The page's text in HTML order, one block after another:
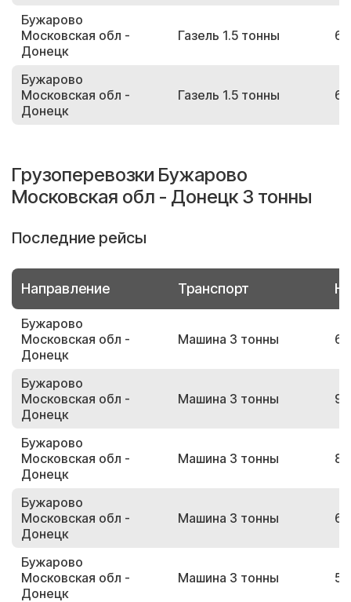
Бужарово
Московская обл -
Донецк
Газель 1.5 тонны
Бужарово
Московская обл -
Донецк
Газель 1.5 тонны
Грузоперевозки Бужарово
Московская обл - Донецк 3 тонны
Последние рейсы
Направление Транспорт
Бужарово
Московская обл -
Донецк
Машина 3 тонны
Бужарово
Московская обл -
Донецк
Машина 3 тонны
Бужарово
Московская обл -
Донецк
Машина 3 тонны
Бужарово
Московская обл -
Донецк
Машина 3 тонны
Бужарово
Московская обл -
Донецк
Машина 3 тонны